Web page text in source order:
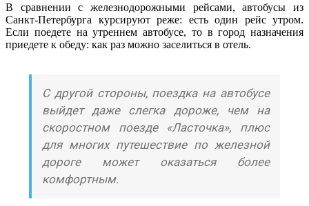
В сравнении с железнодорожными рейсами, автобусы из
Санкт-Петербурга курсируют реже: есть один рейс утром.
Если поедете на утреннем автобусе, то в город назначения
приедете к обеду: как раз можно заселиться в отель.
С другой стороны, поездка на автобусе
выйдет даже слегка дороже, чем на
скоростном поезде «Ласточка», плюс
для многих путешествие по железной
дороге может оказаться более
комфортным.